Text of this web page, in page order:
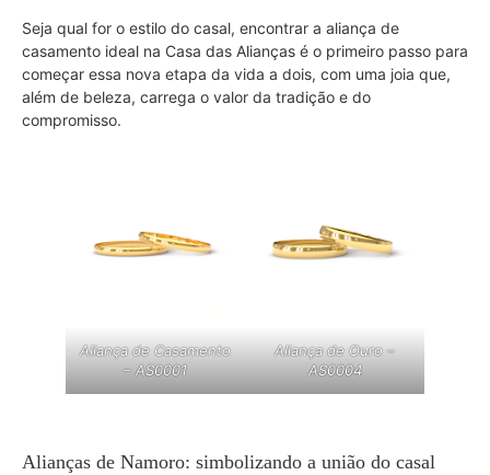
Seja qual for o estilo do casal, encontrar a aliança de
casamento ideal na Casa das Alianças é o primeiro passo para
começar essa nova etapa da vida a dois, com uma joia que,
além de beleza, carrega o valor da tradição e do
compromisso.
Aliança de Casamento
–AS0001
Aliança de Ouro –
AS0004
Alianças de Namoro: simbolizando a união do casal